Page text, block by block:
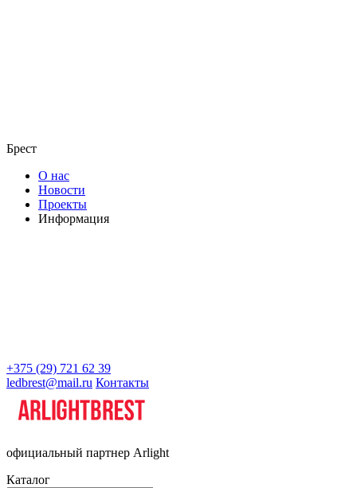
Брест
О нас
Новости
Проекты
Информация
+375 (29) 721 62 39
ledbrest@mail.ru Контакты
официальный партнер Arlight
Каталог